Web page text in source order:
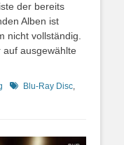
der bereits
Alben ist
nicht vollständig.
ausgewählte
Schlagworte
Blu-Ray Disc,